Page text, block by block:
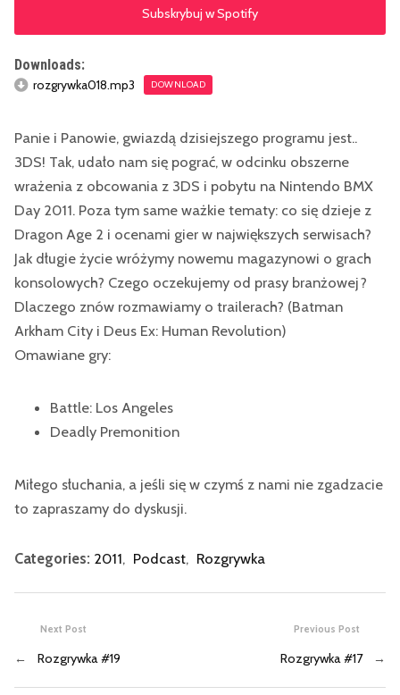
Subskrybuj w Spotify
Downloads:
rozgrywka018.mp3 DOWNLOAD
Panie i Panowie, gwiazdą dzisiejszego programu jest..
3DS! Tak, udało nam się pograć, w odcinku obszerne
wrażenia z obcowania z 3DS i pobytu na Nintendo BMX
Day 2011. Poza tym same ważkie tematy: co się dzieje z
Dragon Age 2 i ocenami gier w największych serwisach?
Jak długie życie wróżymy nowemu magazynowi o grach
konsolowych? Czego oczekujemy od prasy branżowej?
Dlaczego znów rozmawiamy o trailerach? (Batman
Arkham City i Deus Ex: Human Revolution)
Omawiane gry:
Battle: Los Angeles
Deadly Premonition
Miłego słuchania, a jeśli się w czymś z nami nie zgadzacie
to zapraszamy do dyskusji.
Categories: 2011, Podcast, Rozgrywka
Previous Post
Rozgrywka #17 →
Next Post
← Rozgrywka #19